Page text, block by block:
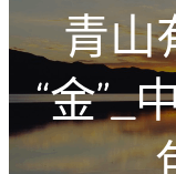
青山
“金”_